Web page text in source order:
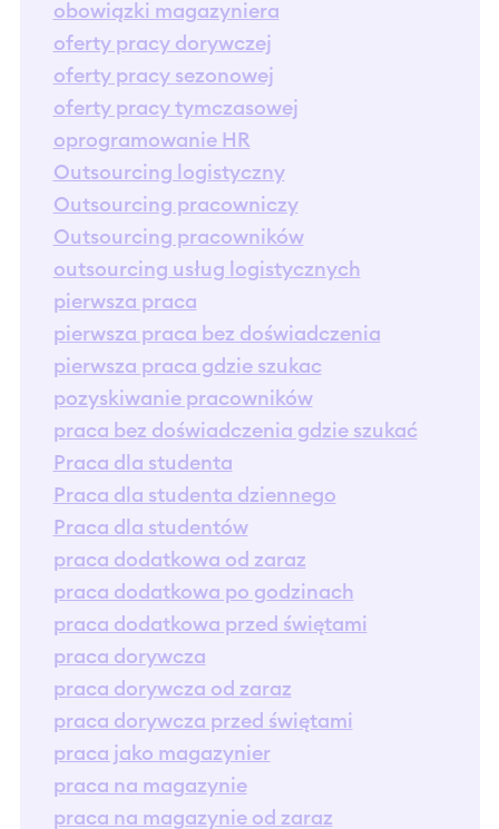
obowiązki magazyniera
oferty pracy dorywczej
oferty pracy sezonowej
oferty pracy tymczasowej
oprogramowanie HR
Outsourcing logistyczny
Outsourcing pracowniczy
Outsourcing pracowników
outsourcing usług logistycznych
pierwsza praca
pierwsza praca bez doświadczenia
pierwsza praca gdzie szukac
pozyskiwanie pracowników
praca bez doświadczenia gdzie szukać
Praca dla studenta
Praca dla studenta dziennego
Praca dla studentów
praca dodatkowa od zaraz
praca dodatkowa po godzinach
praca dodatkowa przed świętami
praca dorywcza
praca dorywcza od zaraz
praca dorywcza przed świętami
praca jako magazynier
praca na magazynie
praca na magazynie od zaraz